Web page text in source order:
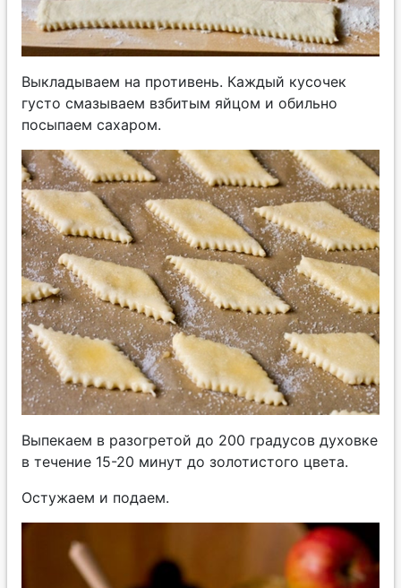
Выкладываем на противень. Каждый кусочек
густо смазываем взбитым яйцом и обильно
посыпаем сахаром.
Выпекаем в разогретой до 200 градусов духовке
в течение 15-20 минут до золотистого цвета.
Остужаем и подаем.